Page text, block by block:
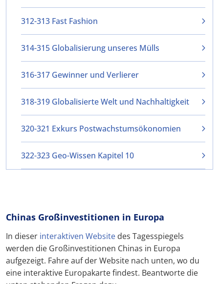
312-313 Fast Fashion
314-315 Globalisierung unseres Mülls
316-317 Gewinner und Verlierer
318-319 Globalisierte Welt und Nachhaltigkeit
320-321 Exkurs Postwachstumsökonomien
322-323 Geo-Wissen Kapitel 10
Chinas Großinvestitionen in Europa
In dieser interaktiven Website des Tagesspiegels
werden die Großinvestitionen Chinas in Europa
aufgezeigt. Fahre auf der Website nach unten, wo du
eine interaktive Europakarte findest. Beantworte die